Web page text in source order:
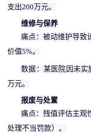
支出200万元。
维修与保养
痛点：被动维护导致
价值5%。
数据：某医院因未实
万元。
报废与处置
痛点：残值评估主观
处理不当罚款）。